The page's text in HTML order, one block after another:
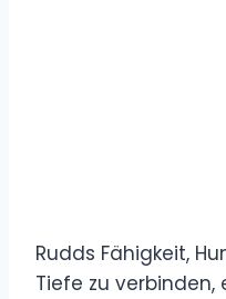
Rudds Fähigkeit,
Tiefe zu